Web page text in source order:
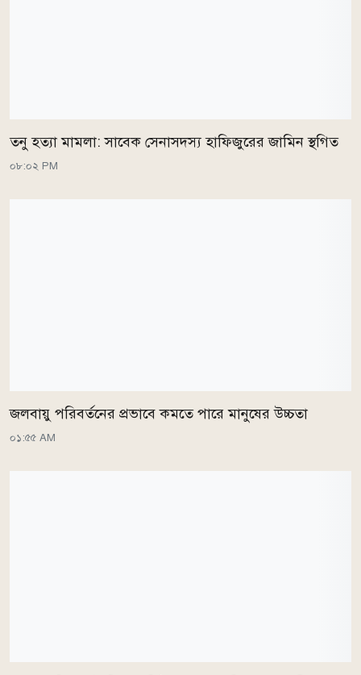
তনু হত্যা মামলা: সাবেক সেনাসদস্য হাফিজুরের জামিন স্থগিত
০৮:০২ PM
জলবায়ু পরিবর্তনের প্রভাবে কমতে পারে মানুষের উচ্চতা
০১:৫৫ AM